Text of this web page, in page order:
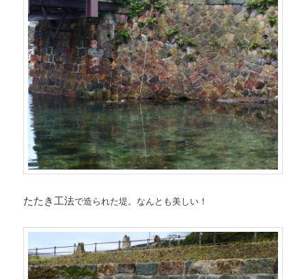
たたき工法で造られた堤。なんとも美しい！